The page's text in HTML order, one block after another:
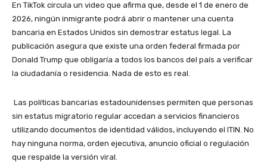
En TikTok circula un video que afirma que, desde el 1 de enero de
2026, ningún inmigrante podrá abrir o mantener una cuenta
bancaria en Estados Unidos sin demostrar estatus legal. La
publicación asegura que existe una orden federal firmada por
Donald Trump que obligaría a todos los bancos del país a verificar
la ciudadanía o residencia. Nada de esto es real.
Las políticas bancarias estadounidenses permiten que personas
sin estatus migratorio regular accedan a servicios financieros
utilizando documentos de identidad válidos, incluyendo el ITIN. No
hay ninguna norma, orden ejecutiva, anuncio oficial o regulación
que respalde la versión viral.